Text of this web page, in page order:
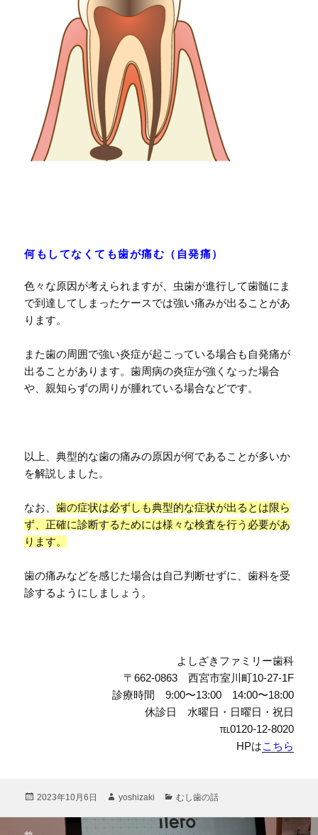
何もしてなくても歯が痛む（自発痛）
色々な原因が考えられますが、虫歯が進行して歯髄にま
で到達してしまったケースでは強い痛みが出ることがあ
ります。
また歯の周囲で強い炎症が起こっている場合も自発痛が
出ることがあります。歯周病の炎症が強くなった場合
や、親知らずの周りが腫れている場合などです。
以上、典型的な歯の痛みの原因が何であることが多いか
を解説しました。
なお、歯の症状は必ずしも典型的な症状が出るとは限ら
ず、正確に診断するためには様々な検査を行う必要があ
ります。
歯の痛みなどを感じた場合は自己判断せずに、歯科を受
診するようにしましょう。
よしざきファミリー歯科
〒662-0863 西宮市室川町10-27-1F
診療時間 9:00〜13:00 14:00〜18:00
休診日 水曜日・日曜日・祝日
℡0120-12-8020
HPはこちら
投
2023年10月6日
作
者
yoshizaki
カ
ゴ
むし歯の話